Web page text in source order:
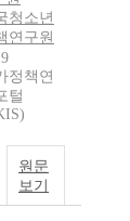
청소년
연구원
정책연
털
원문
보기